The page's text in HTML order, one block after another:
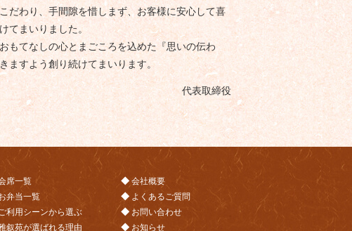
だわり、手間隙を惜しまず、お客様に安心して喜
てまいりました。
もてなしの心とまごころを込めた『思いの伝わ
ますよう創り続けてまいります。
代表取締役
席一覧
弁当一覧
利用シーンから選ぶ
叙苑が選ばれる理由
会社概要
よくあるご質問
お問い合わせ
お知らせ